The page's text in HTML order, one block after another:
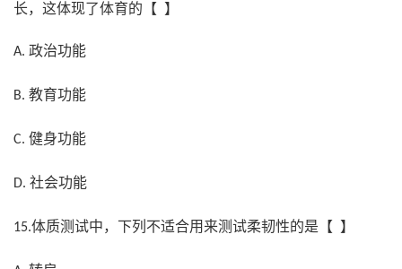
长，这体现了体育的【 】
A. 政治功能
B. 教育功能
C. 健身功能
D. 社会功能
15.体质测试中，下列不适合用来测试柔韧性的是【 】